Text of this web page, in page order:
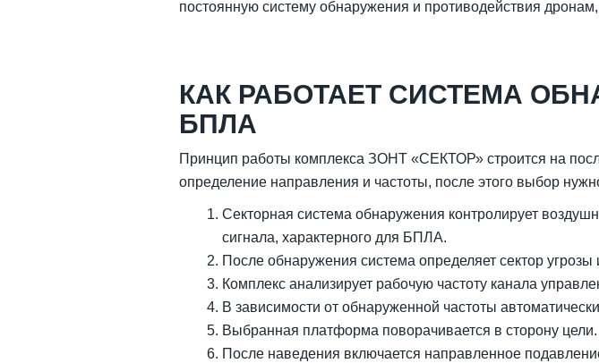
постоянную систему обнаружения и противодействия
КАК РАБОТАЕТ СИСТЕМА
БПЛА
Принцип работы комплекса ЗОНТ «СЕКТОР» строится на
определение направления и частоты, после этого выбор
Секторная система обнаружения контролирует
сигнала, характерного для БПЛА.
После обнаружения система определяет сектор
Комплекс анализирует рабочую частоту канала
В зависимости от обнаруженной частоты
Выбранная платформа поворачивается в сторону
После наведения включается направленное